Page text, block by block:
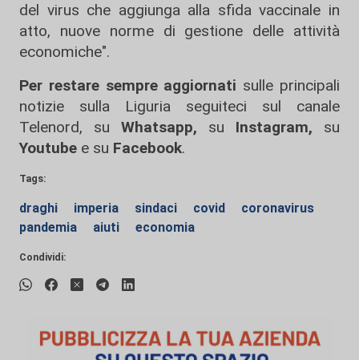
del virus che aggiunga alla sfida vaccinale in
atto, nuove norme di gestione delle attività
economiche".
Per restare sempre aggiornati sulle principali
notizie sulla Liguria seguiteci sul canale
Telenord, su
Whatsapp, su Instagram, su
Youtube e su Facebook.
Tags:
draghi imperia sindaci covid
coronavirus
pandemia
aiuti economia
Condividi: